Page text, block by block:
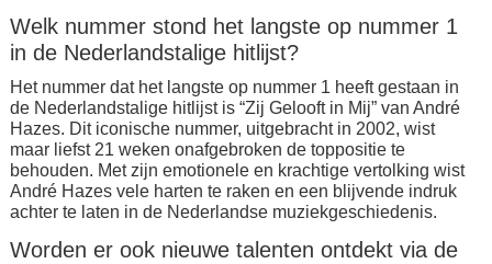
Welk nummer stond het langste op nummer 1
in de Nederlandstalige hitlijst?
Het nummer dat het langste op nummer 1 heeft gestaan in
de Nederlandstalige hitlijst is “Zij Gelooft in Mij” van André
Hazes. Dit iconische nummer, uitgebracht in 2002, wist
maar liefst 21 weken onafgebroken de toppositie te
behouden. Met zijn emotionele en krachtige vertolking wist
André Hazes vele harten te raken en een blijvende indruk
achter te laten in de Nederlandse muziekgeschiedenis.
Worden er ook nieuwe talenten ontdekt via de